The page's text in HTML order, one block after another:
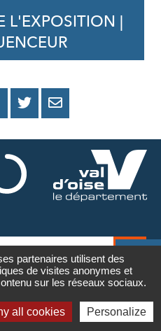
Contact

Newsletter
L'EXPOSITION |
PARTAGER
FACEBOOK
PARTAGER
PARTAGER
MAIL
Je
à
la
par le Département
de votre consentement,
newsletter.
partenaires utilisent des
de visites anonymes et
sur les réseaux sociaux.
all cookies Personalize